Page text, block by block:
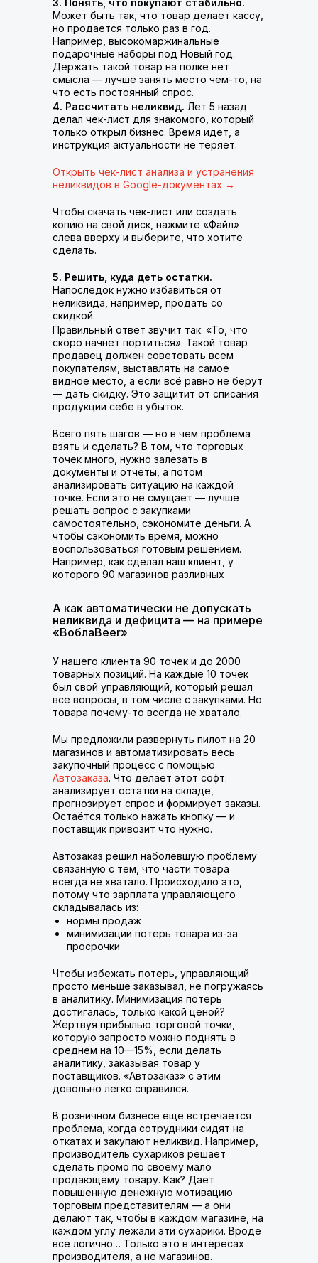
3. Понять, что покупают стабильно.
Может быть так, что товар делает кассу,
но продается только раз в год.
Например, высокомаржинальные
подарочные наборы под Новый год.
Держать такой товар на полке нет
смысла — лучше занять место чем-то, на
что есть постоянный спрос.
4. Рассчитать неликвид. Лет 5 назад
делал чек-лист для знакомого, который
только открыл бизнес. Время идет, а
инструкция актуальности не теряет.
Открыть чек-лист анализа и устранения
неликвидов в Google-документах →
Чтобы скачать чек-лист или создать
копию на свой диск, нажмите «Файл»
слева вверху и выберите, что хотите
сделать.
5. Решить, куда деть остатки.
Напоследок нужно избавиться от
неликвида, например, продать со
скидкой.
Правильный ответ звучит так: «То, что
скоро начнет портиться». Такой товар
продавец должен советовать всем
покупателям, выставлять на самое
видное место, а если всё равно не берут
— дать скидку. Это защитит от списания
продукции себе в убыток.
Всего пять шагов — но в чем проблема
взять и сделать? В том, что торговых
точек много, нужно залезать в
документы и отчеты, а потом
анализировать ситуацию на каждой
точке. Если это не смущает — лучше
решать вопрос с закупками
самостоятельно, сэкономите деньги. А
чтобы сэкономить время, можно
воспользоваться готовым решением.
Например, как сделал наш клиент, у
которого 90 магазинов разливных
У нашего клиента 90 точек и до 2000
товарных позиций. На каждые 10 точек
был свой управляющий, который решал
все вопросы, в том числе с закупками. Но
товара почему-то всегда не хватало.
А как автоматически не допускать
неликвида и дефицита — на примере
«ВоблаBeer»
Мы предложили развернуть пилот на 20
магазинов и автоматизировать весь
закупочный процесс с помощью
Автозаказа. Что делает этот софт:
анализирует остатки на складе,
прогнозирует спрос и формирует заказы.
Остаётся только нажать кнопку — и
поставщик привозит что нужно.
Автозаказ решил наболевшую проблему
связанную с тем, что части товара
всегда не хватало. Происходило это,
потому что зарплата управляющего
складывалась из:
нормы продаж
минимизации потерь товара из-за
просрочки
Чтобы избежать потерь, управляющий
просто меньше заказывал, не погружаясь
в аналитику. Минимизация потерь
достигалась, только какой ценой?
Жертвуя прибылью торговой точки,
которую запросто можно поднять в
среднем на 10—15%, если делать
аналитику, заказывая товар у
поставщиков. «Автозаказ» с этим
довольно легко справился.
В розничном бизнесе еще встречается
проблема, когда сотрудники сидят на
откатах и закупают неликвид. Например,
производитель сухариков решает
сделать промо по своему мало
продающему товару. Как? Дает
повышенную денежную мотивацию
торговым представителям — а они
делают так, чтобы в каждом магазине, на
каждом углу лежали эти сухарики. Вроде
все логично… Только это в интересах
производителя, а не магазинов.